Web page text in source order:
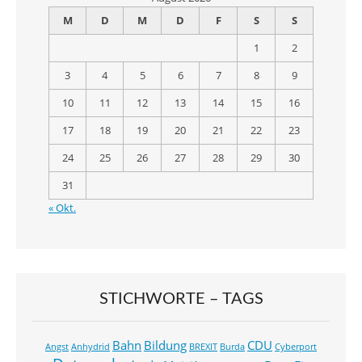
M
D M D F S
S
1
2
3
4 5 6 7 8
9
10
11 12 13 14 15
16
17
18 19 20 21 22
23
24
25 26 27 28 29
30
31
« Okt.
STICHWORTE – TAGS
Angst Anhydrid Bahn Bildung BREXIT Burda CDU Cyberport